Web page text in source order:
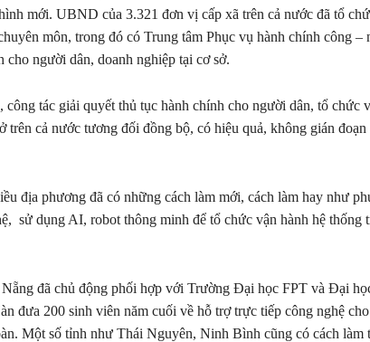
mới. UBND của 3.321 đơn vị cấp xã trên cả nước đã tổ
môn, trong đó có Trung tâm Phục vụ hành chính công –
cho người dân, doanh nghiệp tại cơ sở.
tác giải quyết thủ tục hành chính cho người dân, tổ chức
trên cả nước tương đối đồng bộ, có hiệu quả, không gián đoạn
địa phương đã có những cách làm mới, cách làm hay như
sử dụng AI, robot thông minh để tổ chức vận hành hệ thống
đã chủ động phối hợp với Trường Đại học FPT và Đại
đưa 200 sinh viên năm cuối về hỗ trợ trực tiếp công nghệ
Một số tỉnh như Thái Nguyên, Ninh Bình cũng có cách làm